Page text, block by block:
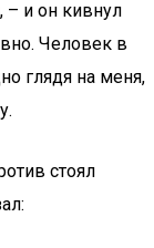
– и он кивнул
Человек в
глядя на меня,
стоял